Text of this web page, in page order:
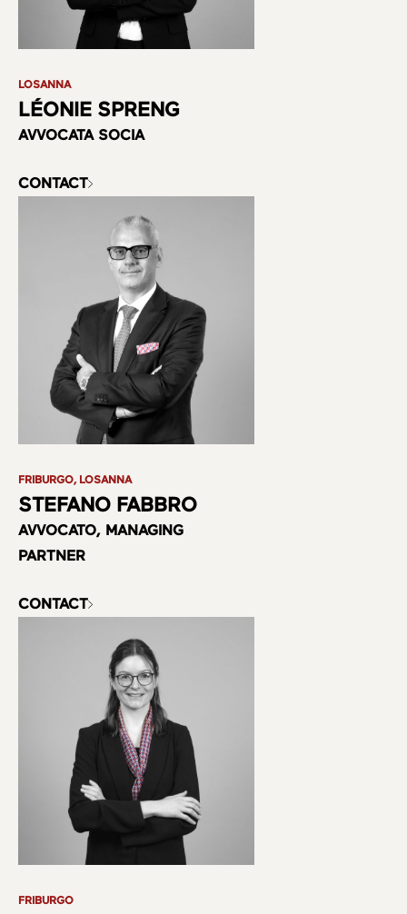
LOSANNA
LÉONIE SPRENG
AVVOCATA SOCIA
CONTACT
FRIBURGO, LOSANNA
STEFANO FABBRO
AVVOCATO, MANAGING
PARTNER
CONTACT
FRIBURGO